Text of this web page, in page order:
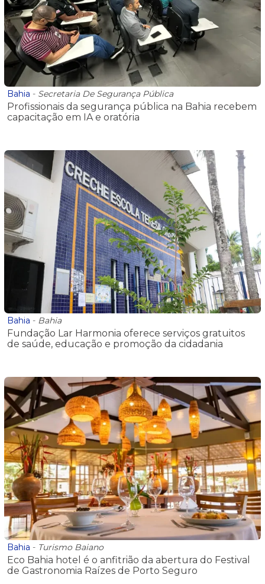
Bahia - Secretaria De Segurança Pública
Profissionais da segurança pública na Bahia recebem
capacitação em IA e oratória
Bahia - Bahia
Fundação Lar Harmonia oferece serviços gratuitos
de saúde, educação e promoção da cidadania
Bahia - Turismo Baiano
Eco Bahia hotel é o anfitrião da abertura do Festival
de Gastronomia Raízes de Porto Seguro